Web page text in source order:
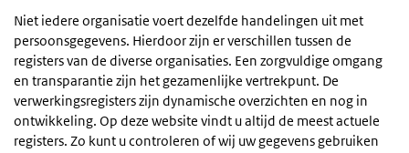
Niet iedere organisatie voert dezelfde handelingen uit met
persoonsgegevens. Hierdoor zijn er verschillen tussen de
registers van de diverse organisaties. Een zorgvuldige omgang
en transparantie zijn het gezamenlijke vertrekpunt. De
verwerkingsregisters zijn dynamische overzichten en nog in
ontwikkeling. Op deze website vindt u altijd de meest actuele
registers. Zo kunt u controleren of wij uw gegevens gebruiken